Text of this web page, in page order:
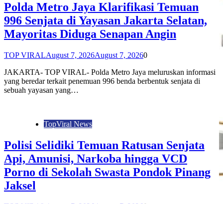
Polda Metro Jaya Klarifikasi Temuan
996 Senjata di Yayasan Jakarta Selatan,
Mayoritas Diduga Senapan Angin
TOP VIRALAugust 7, 2026August 7, 20260
JAKARTA- TOP VIRAL- Polda Metro Jaya meluruskan informasi
yang beredar terkait penemuan 996 benda berbentuk senjata di
sebuah yayasan yang…
TopViral News
Polisi Selidiki Temuan Ratusan Senjata
Api, Amunisi, Narkoba hingga VCD
Porno di Sekolah Swasta Pondok Pinang
Jaksel